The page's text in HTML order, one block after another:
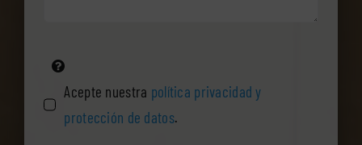
Acepte nuestra política privacidad y
protección de datos.